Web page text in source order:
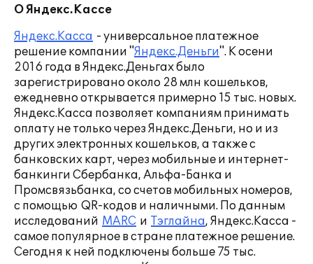
О Яндекс.Кассе
Яндекс.Касса - универсальное платежное
решение компании "Яндекс.Деньги". К осени
2016 года в Яндекс.Деньгах было
зарегистрировано около 28 млн кошельков,
ежедневно открывается примерно 15 тыс. новых.
Яндекс.Касса позволяет компаниям принимать
оплату не только через Яндекс.Деньги, но и из
других электронных кошельков, а также с
банковских карт, через мобильные и интернет-
банкинги Сбербанка, Альфа-Банка и
Промсвязьбанка, со счетов мобильных номеров,
с помощью QR-кодов и наличными. По данным
исследований MARC и Тэглайна, Яндекс.Касса -
самое популярное в стране платежное решение.
Сегодня к ней подключены больше 75 тыс.